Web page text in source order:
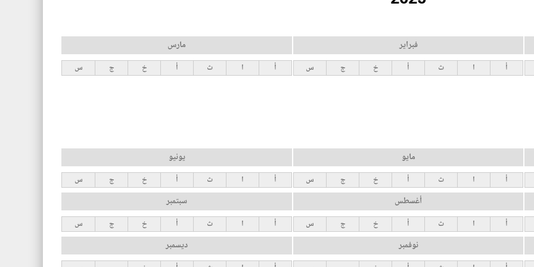
فبراير
أ ا ث أ خ ج س
مارس
أ ا ث أ خ ج س
مايو
أ ا ث أ خ ج س
يونيو
أ ا ث أ خ ج س
أغسطس
أ ا ث أ خ ج س
سبتمبر
أ ا ث أ خ ج س
نوفمبر ديسمبر